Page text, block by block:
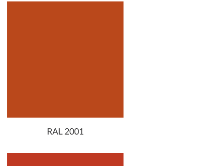
RAL 2001